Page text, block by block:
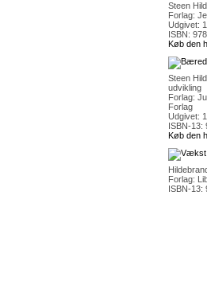
Steen
Forlag:
Udgivet:
ISBN:
Køb den
Steen
udvikling
Forlag:
Forlag
Udgivet:
ISBN-13:
Køb den
Forlag:
ISBN-13: